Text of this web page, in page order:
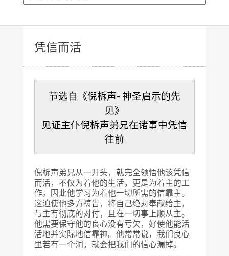
凭信而活
节选自《倪柝声- 神圣启示的先
见》
见证主仆倪柝声弟兄在诸事中凭信
往前
倪柝声弟兄从一开头，就完全领悟他该凭信
而活，不仅为着他的生活，更是为着主的工
作。因此他学习为着他一切所需的信靠主。
这迫使他多方祷告，将自己绝对奉献给主，
与主有彻底的对付，且在一切事上顺从主。
他需要保守他的良心没有亏欠，好使他能活
活地并实际地信靠神。他常常说，我们良心
里若有一个洞，就会把我们的信心漏掉。